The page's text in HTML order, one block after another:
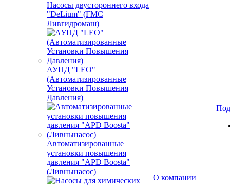
Насосы двустороннего входа
"DeLium" (ГМС
Ливгидромаш)
АУПД "LEO"
(Автоматизированные
Установки Повышения
Давления)
Автоматизированные
установки повышения
давления "APD Boosta"
(Ливнынасос)
О компании